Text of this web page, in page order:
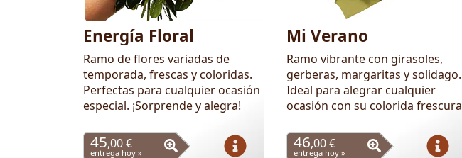
Energía Floral
Ramo de flores variadas de
temporada, frescas y coloridas.
Perfectas para cualquier ocasión
especial. ¡Sorprende y alegra!
45,00 €
entrega hoy »
Mi Verano
Ramo vibrante con girasoles,
gerberas, margaritas y solidago.
Ideal para alegrar cualquier
ocasión con su colorida frescura
46,00 €
entrega hoy »